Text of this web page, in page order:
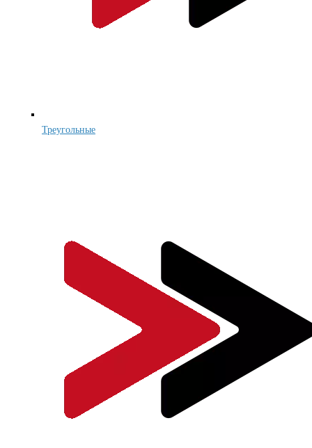
Треугольные